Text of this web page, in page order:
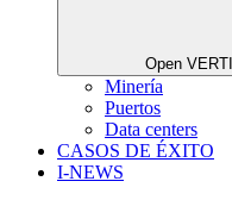
Open
Minería
Puertos
Data centers
CASOS DE ÉXITO
I-NEWS